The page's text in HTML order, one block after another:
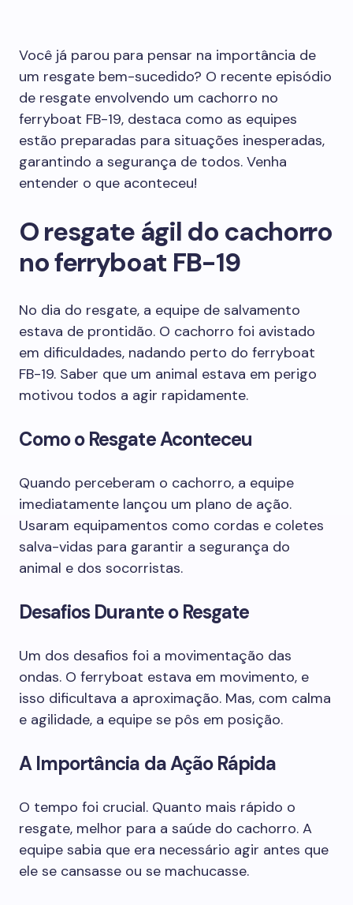
Você já parou para pensar na importância de
um resgate bem-sucedido? O recente episódio
de resgate envolvendo um cachorro no
ferryboat FB-19, destaca como as equipes
estão preparadas para situações inesperadas,
garantindo a segurança de todos. Venha
entender o que aconteceu!
O resgate ágil do cachorro
no ferryboat FB-19
No dia do resgate, a equipe de salvamento
estava de prontidão. O cachorro foi avistado
em dificuldades, nadando perto do ferryboat
FB-19. Saber que um animal estava em perigo
motivou todos a agir rapidamente.
Como o Resgate Aconteceu
Quando perceberam o cachorro, a equipe
imediatamente lançou um plano de ação.
Usaram equipamentos como cordas e coletes
salva-vidas para garantir a segurança do
animal e dos socorristas.
Desafios Durante o Resgate
Um dos desafios foi a movimentação das
ondas. O ferryboat estava em movimento, e
isso dificultava a aproximação. Mas, com calma
e agilidade, a equipe se pôs em posição.
A Importância da Ação Rápida
O tempo foi crucial. Quanto mais rápido o
resgate, melhor para a saúde do cachorro. A
equipe sabia que era necessário agir antes que
ele se cansasse ou se machucasse.